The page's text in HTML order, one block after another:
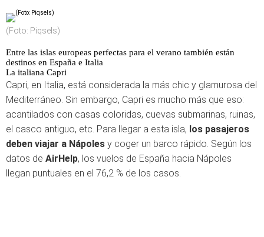
(Foto: Piqsels)
Entre las islas europeas perfectas para el verano también están
destinos en España e Italia
La italiana Capri
Capri, en Italia, está considerada la más chic y glamurosa del
Mediterráneo. Sin embargo, Capri es mucho más que eso:
acantilados con casas coloridas, cuevas submarinas, ruinas,
el casco antiguo, etc. Para llegar a esta isla, los pasajeros
deben viajar a Nápoles y coger un barco rápido. Según los
datos de AirHelp, los vuelos de España hacia Nápoles
llegan puntuales en el 76,2 % de los casos.